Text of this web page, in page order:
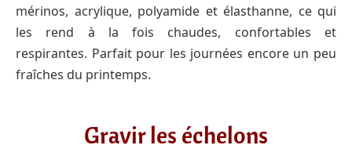
mérinos, acrylique, polyamide et élasthanne, ce qui
les rend à la fois chaudes, confortables et
respirantes. Parfait pour les journées encore un peu
fraîches du printemps.
Gravir les échelons